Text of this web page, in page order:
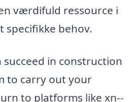
værdifuld ressource i
behov.
in construction
to carry out your
to platforms like xn--